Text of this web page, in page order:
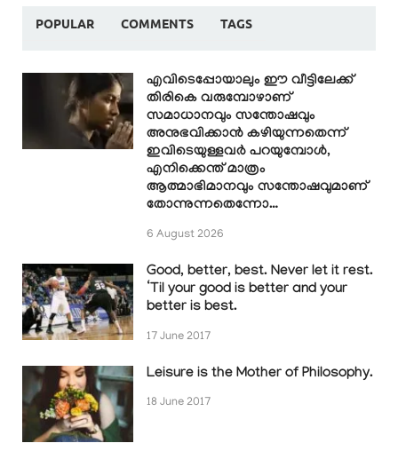
POPULAR COMMENTS TAGS
എവിടെപ്പോയാലും ഈ വീട്ടിലേക്ക്
തിരികെ വരുമ്പോഴാണ്
സമാധാനവും സന്തോഷവും
അനുഭവിക്കാൻ കഴിയുന്നതെന്ന്
ഇവിടെയുള്ളവർ പറയുമ്പോൾ,
എനിക്കെന്ത് മാത്രം
ആത്മാഭിമാനവും സന്തോഷവുമാണ്
തോന്നുന്നതെന്നോ…
6 August 2026
Good, better, best. Never let it rest.
‘Til your good is better and your
better is best.
17 June 2017
Leisure is the Mother of Philosophy.
18 June 2017